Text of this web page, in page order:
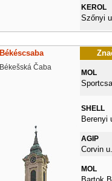
KEROL
Szőnyi u
Békéscsaba
Békešská Čaba
MOL
SHELL
Berenyi
AGIP
Corvin
MOL